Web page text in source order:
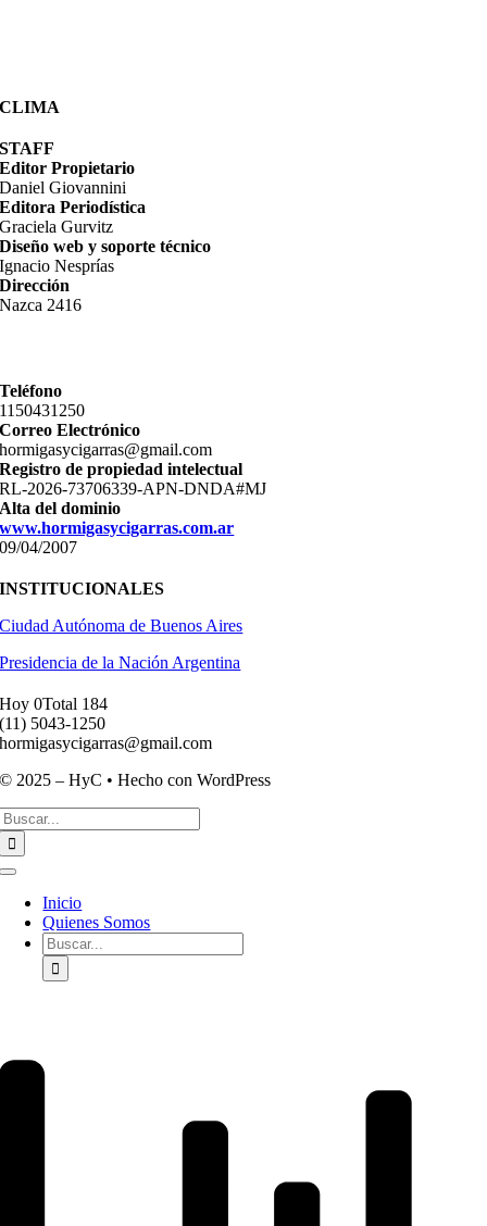
CLIMA
STAFF
Editor Propietario
Daniel Giovannini
Editora Periodística
Graciela Gurvitz
Diseño web y soporte técnico
Ignacio Nesprías
Dirección
Nazca 2416
Teléfono
11­50431250
Correo Electrónico
hormigasycigarras@gmail.com
Registro de propiedad intelectual
RL-2026-73706339-APN-DNDA#MJ
Alta del dominio
www.hormigasycigarras.com.ar
09/04/2007
INSTITUCIONALES
Ciudad Autónoma de Buenos Aires
Presidencia de la Nación Argentina
Hoy 0Total 184
(11) ­5043-1250
hormigasycigarras@gmail.com
© 2025 – HyC • Hecho con WordPress
Toggle
Navigation
Inicio
Quienes Somos
Buscar: